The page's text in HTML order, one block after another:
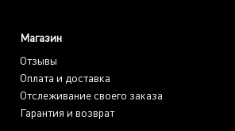
Магазин
Отзывы
Оплата и доставка
Отслеживание своего заказа
Гарантия и возврат